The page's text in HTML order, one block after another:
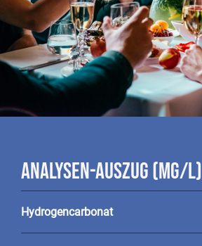
Analysen-Auszug (mg/l)
Hydrogencarbonat